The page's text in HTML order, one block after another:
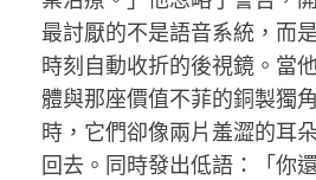
最討厭的不是語音系統，而
時刻自動收折的後視鏡。當
體與那座價值不菲的銅製獨
時，它們卻像兩片羞澀的耳
回去。同時發出低語：「你